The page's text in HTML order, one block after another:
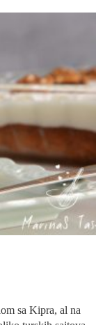
sa Kipra, al na